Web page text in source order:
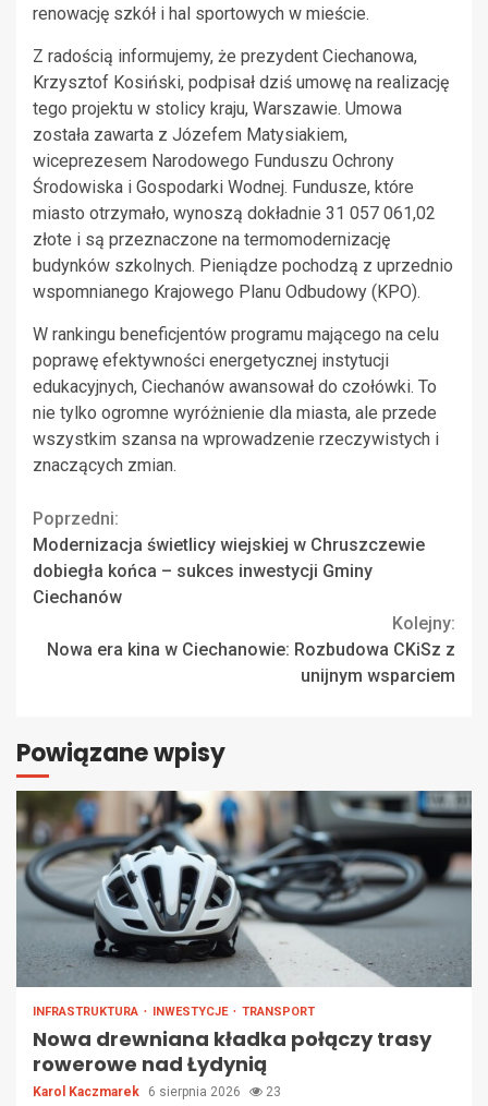
renowację szkół i hal sportowych w mieście.
Z radością informujemy, że prezydent Ciechanowa,
Krzysztof Kosiński, podpisał dziś umowę na realizację
tego projektu w stolicy kraju, Warszawie. Umowa
została zawarta z Józefem Matysiakiem,
wiceprezesem Narodowego Funduszu Ochrony
Środowiska i Gospodarki Wodnej. Fundusze, które
miasto otrzymało, wynoszą dokładnie 31 057 061,02
złote i są przeznaczone na termomodernizację
budynków szkolnych. Pieniądze pochodzą z uprzednio
wspomnianego Krajowego Planu Odbudowy (KPO).
W rankingu beneficjentów programu mającego na celu
poprawę efektywności energetycznej instytucji
edukacyjnych, Ciechanów awansował do czołówki. To
nie tylko ogromne wyróżnienie dla miasta, ale przede
wszystkim szansa na wprowadzenie rzeczywistych i
znaczących zmian.
Continue
Reading
Poprzedni:
Modernizacja świetlicy wiejskiej w Chruszczewie
dobiegła końca – sukces inwestycji Gminy
Ciechanów
Kolejny:
Nowa era kina w Ciechanowie: Rozbudowa CKiSz z
unijnym wsparciem
Powiązane wpisy
INFRASTRUKTURA INWESTYCJE TRANSPORT
Nowa drewniana kładka połączy trasy
rowerowe nad Łydynią
Karol Kaczmarek 6 sierpnia 2026 23